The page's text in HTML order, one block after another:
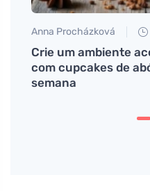
Anna Procházková
Crie um ambiente
com cupcakes de
semana